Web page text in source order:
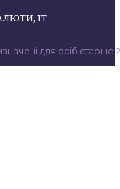
ІТ
для осіб старше